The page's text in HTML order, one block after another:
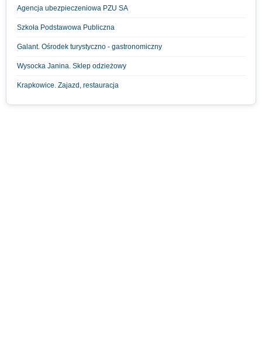
Agencja ubezpieczeniowa PZU SA
Szkoła Podstawowa Publiczna
Galant. Ośrodek turystyczno - gastronomiczny
Wysocka Janina. Sklep odzieżowy
Krapkowice. Zajazd, restauracja